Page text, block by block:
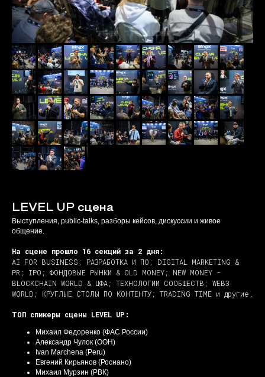
LEVEL UP сцена
Выступления, public-talks, разборы кейсов, дискуссии и живое
общение.
На сцене прошло 16 секций за 2 дня:
AI FOR BUSINESS; РАЗРАБОТКА И ПО; DIGITAL MARKETING &
PR; IPO; ФОНДОВЫЕ РЫНКИ & OLD MONEY; NEW MONEY -
BLOCKCHAIN WORLD & ЦФА; ТЕХНОЛОГИИ СООБЩЕСТВ; WEB3
WORLD; КРУГЛЫЕ СТОЛЫ ПО КОНТЕНТУ; TRADING TIME и другие.
ТОП спикеры сцены LEVEL UP:
Михаил Федоренко (ФАС России)
Александр Чулок (ООН)
Ivan Marchena (Peru)
Евгений Кирьянов (Роснано)
Михаил Мурзин (РВК)